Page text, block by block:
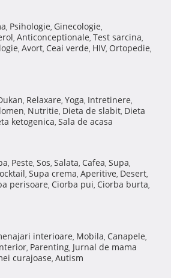
, Psihologie, Ginecologie,
, Anticonceptionale, Test sarcina,
, Avort, Ceai verde, HIV, Ortopedie,
, Relaxare, Yoga, Intretinere,
, Nutritie, Dieta de slabit, Dieta
ketogenica, Sala de acasa
, Peste, Sos, Salata, Cafea, Supa,
, Supa crema, Aperitive, Desert,
perisoare, Ciorba pui, Ciorba burta,
interioare, Mobila, Canapele,
, Parenting, Jurnal de mama
curajoase, Autism